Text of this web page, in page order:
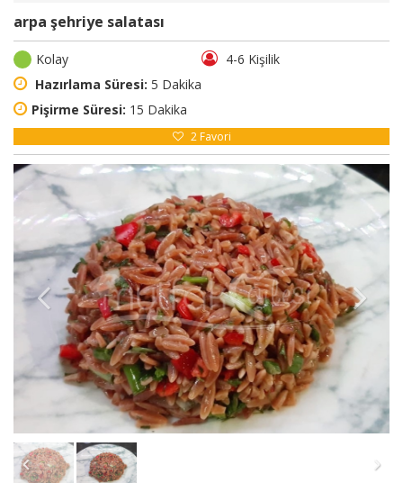
arpa şehriye salatası
Kolay
4-6 Kişilik
Hazırlama Süresi: 5 Dakika
Pişirme Süresi: 15 Dakika
2 Favori